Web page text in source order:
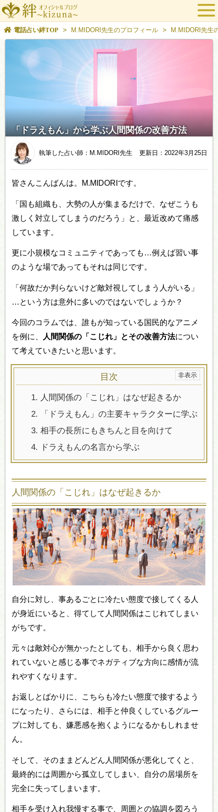
電話占い絆TOP > M.MIDORI先生のプロフィール > M.MIDORI先生
「ドラえもん」から学ぶ人間関係の改善方法
執筆した占い師：M.MIDORI先生 更新日：2022年3月25日
皆さんこんばんは。M.MIDORIです。
「国も組織も、大勢の人が集まるだけで、なぜこうも
激しく対立してしまうのだろう」と、最近改めて痛感
しています。
更に小規模なコミュニティであっても…例えば習い事
のような場であってもそれは同じです。
「何故だか判らないけど敵対視してしまう人がいる」
…という方は意外に多いのではないでしょうか？
今回のコラムでは、誰もが知っている国民的なアニメ
を例に、
人間関係の「こじれ」とその改善方法につい
て考えていきたいと思います。
目次
1. 人間関係の「こじれ」はなぜ起きるか
2. 「ドラえもん」の主要キャラクターに学ぶ
3. 相手の長所にもきちんと目を向けて
4. ドラえもんの名言から学ぶ
人間関係の「こじれ」はなぜ起きるか
自分に対し、事あるごとに冷たい態度で接してくる人
が身近にいると、得てして人間関係はこじれてしまい
がちです。
元々は敵対心が無かったとしても、相手から良く思わ
れていないと感じる事でネガティブな方向に感情が流
れやすくなります。
お返しとばかりに、こちらも冷たい態度で接するよう
になったり、さらには、相手と仲良くしているグルー
プに対しても、嫌悪感を抱くようになるかもしれませ
ん。
そして、そのままどんどん人間関係が悪化してくと、
最終的には周囲から孤立してしまい、自分の居場所を
完全に失ってしまいます。
相手を受け入れ我慢する事で、周囲との協調を図ろう